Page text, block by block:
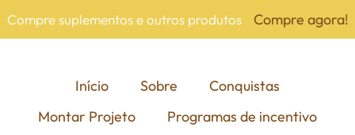
Compre suplementos e outros produtos Compre agora!
Início Sobre
Conquistas
Montar Projeto
Programas de incentivo